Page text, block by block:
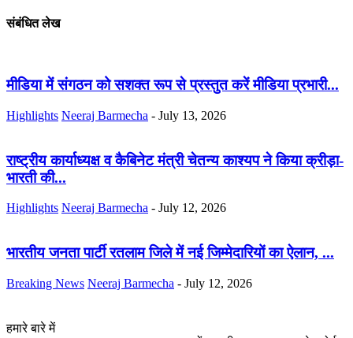
संबंधित लेख
मीडिया में संगठन को सशक्त रूप से प्रस्तुत करें मीडिया प्रभारी...
Highlights Neeraj Barmecha - July 13, 2026
राष्ट्रीय कार्याध्यक्ष व कैबिनेट मंत्री चेतन्य काश्यप ने किया क्रीड़ा-
भारती की...
Highlights Neeraj Barmecha - July 12, 2026
भारतीय जनता पार्टी रतलाम जिले में नई जिम्मेदारियों का ऐलान, ...
Breaking News Neeraj Barmecha - July 12, 2026
हमारे बारे में